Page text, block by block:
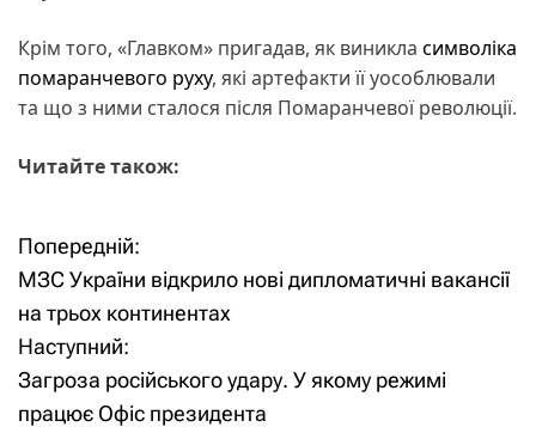
Крім того, «Главком» пригадав, як виникла символіка
помаранчевого руху, які артефакти її уособлювали
та що з ними сталося після Помаранчевої революції.
Читайте також:
Н
а
в
і
Попередній:
МЗС України відкрило нові дипломатичні вакансії
на трьох континентах
Наступний:
Загроза російського удару. У якому режимі
працює Офіс президента